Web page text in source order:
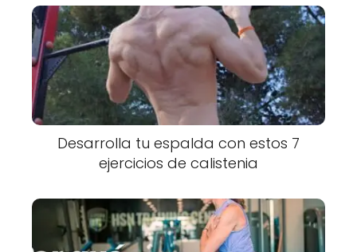
Desarrolla tu espalda con estos 7
ejercicios de calistenia